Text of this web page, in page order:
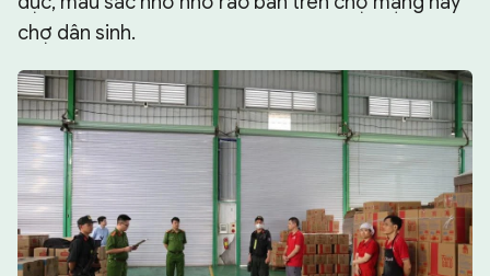
chợ dân sinh.